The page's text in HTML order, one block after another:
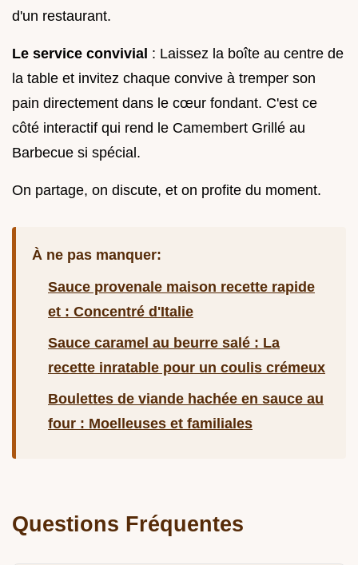
d'un restaurant.
Le service convivial : Laissez la boîte au centre de
la table et invitez chaque convive à tremper son
pain directement dans le cœur fondant. C'est ce
côté interactif qui rend le Camembert Grillé au
Barbecue si spécial.
On partage, on discute, et on profite du moment.
À ne pas manquer:
Sauce provenale maison recette rapide
et : Concentré d'Italie
Sauce caramel au beurre salé : La
recette inratable pour un coulis crémeux
Boulettes de viande hachée en sauce au
four : Moelleuses et familiales
Questions Fréquentes